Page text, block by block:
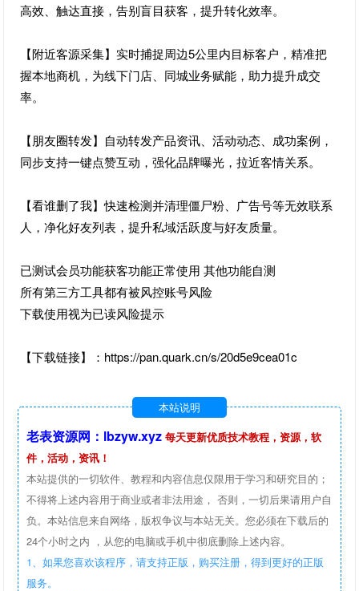
高效、触达直接，告别盲目获客，提升转化效率。
【附近客源采集】实时捕捉周边5公里内目标客户，精准把
握本地商机，为线下门店、同城业务赋能，助力提升成交
率。
【朋友圈转发】自动转发产品资讯、活动动态、成功案例，
同步支持一键点赞互动，强化品牌曝光，拉近客情关系。
【看谁删了我】快速检测并清理僵尸粉、广告号等无效联系
人，净化好友列表，提升私域活跃度与好友质量。
已测试会员功能获客功能正常使用 其他功能自测
所有第三方工具都有被风控账号风险
下载使用视为已读风险提示
【下载链接】：https://pan.quark.cn/s/20d5e9cea01c
本站说明
老表资源网：lbzyw.xyz 每天更新优质技术教程，资源，软
件，活动，资讯！
本站提供的一切软件、教程和内容信息仅限用于学习和研究目的；
不得将上述内容用于商业或者非法用途， 否则，一切后果请用户自
负。本站信息来自网络，版权争议与本站无关。您必须在下载后的
24个小时之内 ，从您的电脑或手机中彻底删除上述内容。
1、如果您喜欢该程序，请支持正版，购买注册，得到更好的正版
服务。